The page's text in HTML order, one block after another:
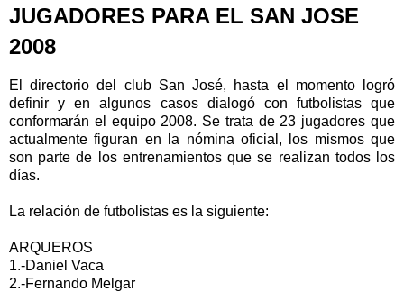
JUGADORES PARA EL SAN JOSE
2008
El directorio del club San José, hasta el momento logró
definir y en algunos casos dialogó con futbolistas que
conformarán el equipo 2008. Se trata de 23 jugadores que
actualmente figuran en la nómina oficial, los mismos que
son parte de los entrenamientos que se realizan todos los
días.
La relación de futbolistas es la siguiente:
ARQUEROS
1.-Daniel Vaca
2.-Fernando Melgar